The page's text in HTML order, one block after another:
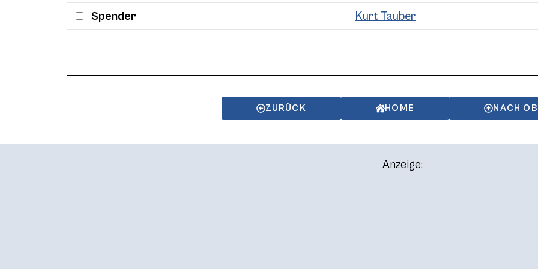
Spender Kurt Tauber
ZURÜCK HOME NACH
Anzeige: